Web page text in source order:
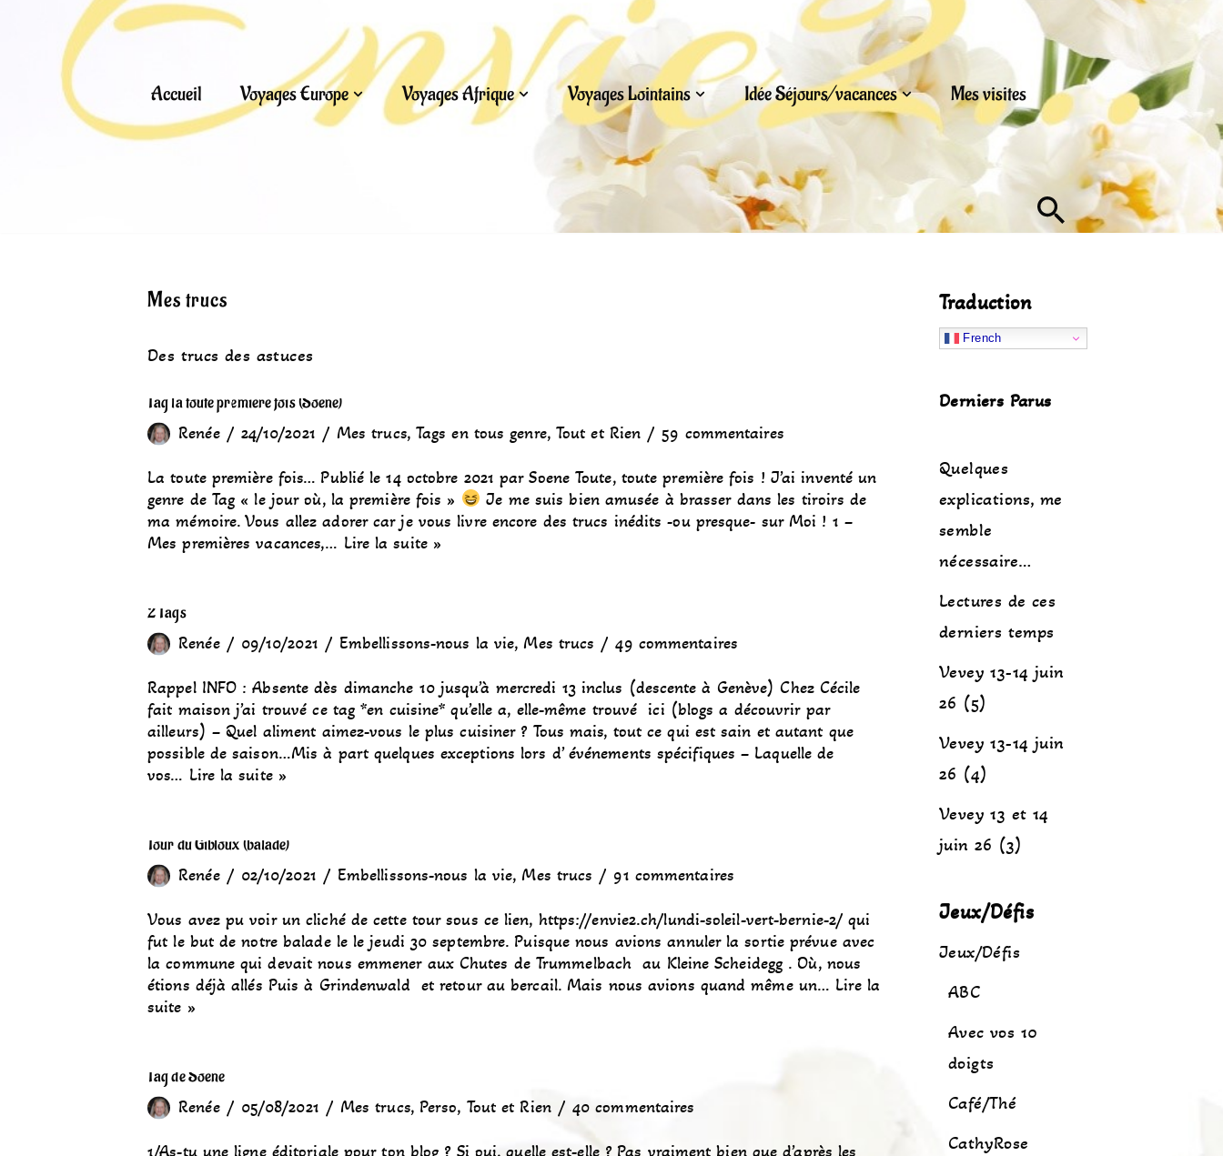
contenu
Accueil Voyages Europe Voyages Afrique Voyages Lointains Idée Séjours/vacances Mes visites
Mes trucs
Des trucs des astuces
Tag la toute première fois (Soène)
Renée 24/10/2021 Mes trucs, Tags en tous genre, Tout et Rien 59 commentaires
La toute première fois… Publié le 14 octobre 2021 par Soene Toute, toute première fois ! J’ai inventé un
genre de Tag « le jour où, la première fois »
Je me suis bien amusée à brasser dans les tiroirs de
ma mémoire. Vous allez adorer car je vous livre encore des trucs inédits -ou presque- sur Moi ! 1 –
Mes premières vacances,… Lire la suite »
2 Tags
Renée 09/10/2021 Embellissons-nous la vie,Mes trucs 49 commentaires
Rappel INFO : Absente dès dimanche 10 jusqu’à mercredi 13 inclus (descente à Genève) Chez Cécile
fait maison j’ai trouvé ce tag *en cuisine* qu’elle a, elle-même trouvé ici (blogs a découvrir par
ailleurs) – Quel aliment aimez-vous le plus cuisiner ? Tous mais, tout ce qui est sain et autant que
possible de saison…Mis à part quelques exceptions lors d’ événements spécifiques – Laquelle de
vos… Lire la suite »
Tour du Gibloux (balade)
Renée 02/10/2021 Embellissons-nous la vie,Mes trucs 91 commentaires
Vous avez pu voir un cliché de cette tour sous ce lien, https://envie2.ch/lundi-soleil-vert-bernie-2/ qui
fut le but de notre balade le le jeudi 30 septembre. Puisque nous avions annuler la sortie prévue avec
la commune qui devait nous emmener aux Chutes de Trummelbach au Kleine Scheidegg . Où, nous
étions déjà allés Puis à Grindenwald et retour au bercail. Mais nous avions quand même un… Lire la
suite »
Tag de Soène
Renée 05/08/2021 Mes trucs, Perso, Tout et Rien 40 commentaires
1/As-tu une ligne éditoriale pour ton blog ? Si oui, quelle est-elle ? Pas vraiment bien que d’après les
Traduction
French
Derniers Parus
Quelques
explications, me
semble
nécessaire…
Lectures de ces
derniers temps
Vevey 13-14 juin
26 (5)
Vevey 13-14 juin
26 (4)
Vevey 13 et 14
juin 26 (3)
Jeux/Défis
Jeux/Défis
ABC
Avec vos 10
doigts
Café/Thé
CathyRose